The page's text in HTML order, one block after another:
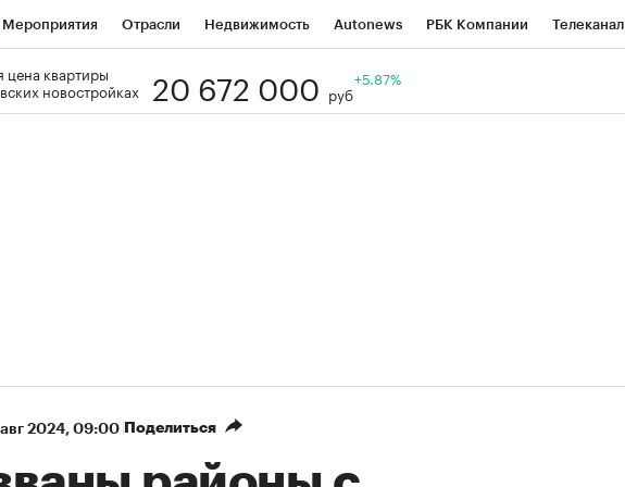
Мероприятия Отрасли Недвижимость Autonews РБК Компании Телеканал
Визионеры
цена квартиры
новостройках
20 672 000 руб
+5.87%
авг 2024, 09:00 Поделиться